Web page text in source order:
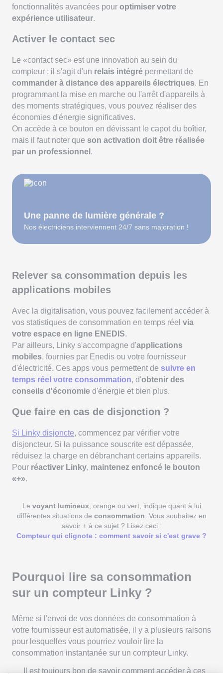
fonctionnalités avancées pour optimiser votre
expérience utilisateur.
Activer le contact sec
Le «contact sec» est une innovation au sein du
compteur : il s'agit d'un relais intégré permettant de
commander à distance des appareils électriques. En
programmant la mise en marche ou l'arrêt d'appareils à
des moments stratégiques, vous pouvez réaliser des
économies d'énergie significatives.
On accède à ce bouton en dévissant le capot du boîtier,
mais il faut noter que son activation doit être réalisée
par un professionnel .
Une panne de lumière générale ?
Nos électriciens interviennent 24/7 sans majoration !
Relever sa consommation depuis les
applications mobiles
Avec la digitalisation, vous pouvez facilement accéder à
vos statistiques de consommation en temps réel via
votre espace en ligne ENEDIS.
Par ailleurs, Linky s'accompagne d'applications
mobiles, fournies par Enedis ou votre fournisseur
d'électricité. Ces apps vous permettent de suivre en
temps réel votre consommation, d'obtenir des
conseils d'économie d'énergie et bien plus.
Que faire en cas de disjonction ?
Si Linky disjoncte, commencez par vérifier votre
disjoncteur. Si la puissance souscrite est dépassée,
réduisez la charge en débranchant certains appareils.
Pour réactiver Linky, maintenez enfoncé le bouton
«+».
Le voyant lumineux , orange ou vert, indique quant à lui
différentes situations de consommation . Vous souhaitez en
savoir + à ce sujet ? Lisez ceci :
Compteur qui clignote : comment savoir si c'est grave ?
Pourquoi lire sa consommation
sur un compteur Linky ?
Même si l'envoi de vos données de consommation à
votre fournisseur est automatisée, il y a plusieurs raisons
pour lesquelles vous pourriez vouloir lire la
consommation instantanée sur un compteur Linky.
Il est toujours bon de savoir comment accéder à ces